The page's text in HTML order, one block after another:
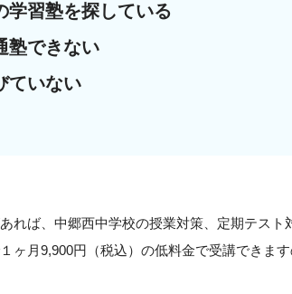
学習塾を探している
塾できない
ていない
ば、中郷西中学校の授業対策、定期テス
月9,900円（税込）の低料金で受講できま